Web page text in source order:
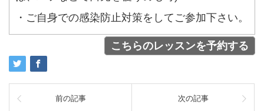
・ご自身での感染防止対策をしてご参加下さい。
こちらのレッスンを予約する
前の記事 次の記事